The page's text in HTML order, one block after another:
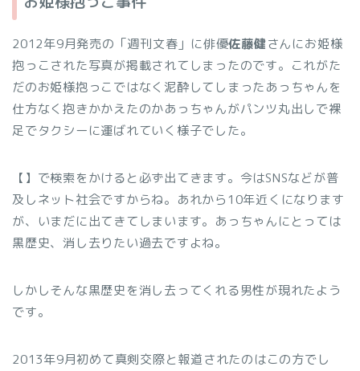
2012年9月発売の「週刊文春」に俳優佐藤健さんにお姫様
抱っこされた写真が掲載されてしまったのです。これがた
だのお姫様抱っこではなく泥酔してしまったあっちゃんを
仕方なく抱きかかえたのかあっちゃんがパンツ丸出しで裸
足でタクシーに運ばれていく様子でした。
【 】で検索をかけると必ず出てきます。今はSNSなどが普
及しネット社会ですからね。あれから10年近くになります
が、いまだに出てきてしまいます。あっちゃんにとっては
黒歴史、消し去りたい過去ですよね。
しかしそんな黒歴史を消し去ってくれる男性が現れたよう
です。
2013年9月初めて真剣交際と報道されたのはこの方でし